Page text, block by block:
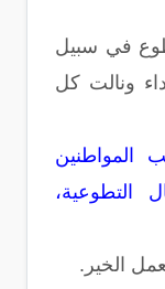
في سبيل
ونالت كل
المواطنين
التطوعية،
الخير.